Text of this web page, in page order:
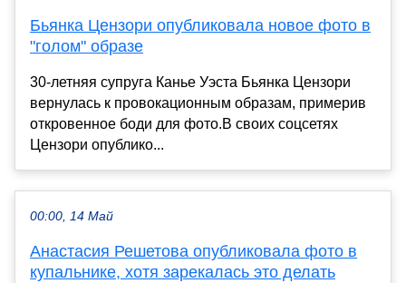
Бьянка Цензори опубликовала новое фото в
"голом" образе
30-летняя супруга Канье Уэста Бьянка Цензори
вернулась к провокационным образам, примерив
откровенное боди для фото.В своих соцсетях
Цензори опублико...
00:00, 14 Май
Анастасия Решетова опубликовала фото в
купальнике, хотя зарекалась это делать